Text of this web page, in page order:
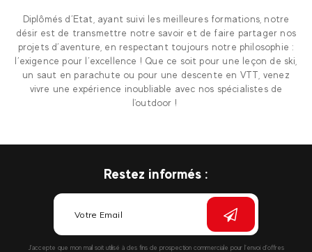
Diplômés d’Etat, ayant suivi les meilleures formations, notre
désir est de transmettre notre savoir et de faire partager nos
projets d’aventure, en respectant toujours notre philosophie :
l’exigence pour l’excellence ! Que ce soit pour une leçon de ski,
un saut en parachute ou pour une descente en VTT, venez
vivre une expérience inoubliable avec nos spécialistes de
l'outdoor !
Restez informés :
J’accepte que mon mail soit utilisé à des fins de prospection commerciale pour l’envoi d’offres